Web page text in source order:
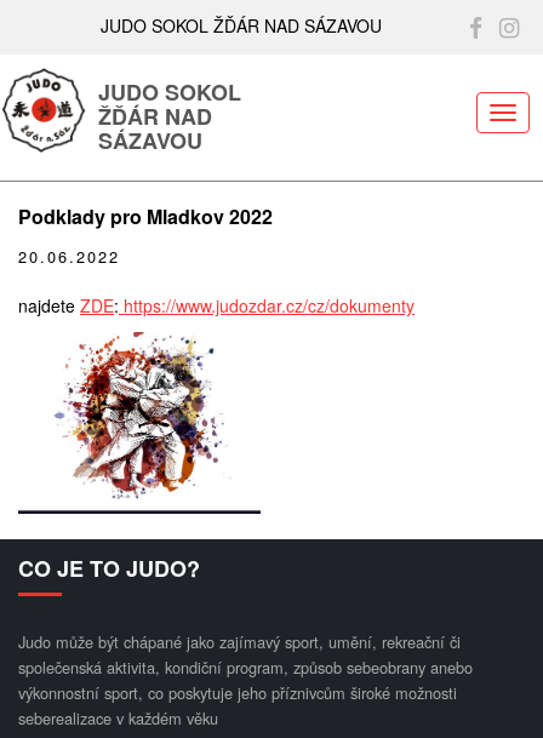
JUDO SOKOL ŽĎÁR NAD SÁZAVOU
JUDO SOKOL
ŽĎÁR NAD
SÁZAVOU
Podklady pro Mladkov 2022
20.06.2022
najdete ZDE: https://www.judozdar.cz/cz/dokumenty
CO JE TO JUDO?
Judo může být chápané jako zajímavý sport, umění, rekreační či
společenská aktivita, kondiční program, způsob sebeobrany anebo
výkonnostní sport, co poskytuje jeho příznivcům široké možnosti
seberealizace v každém věku